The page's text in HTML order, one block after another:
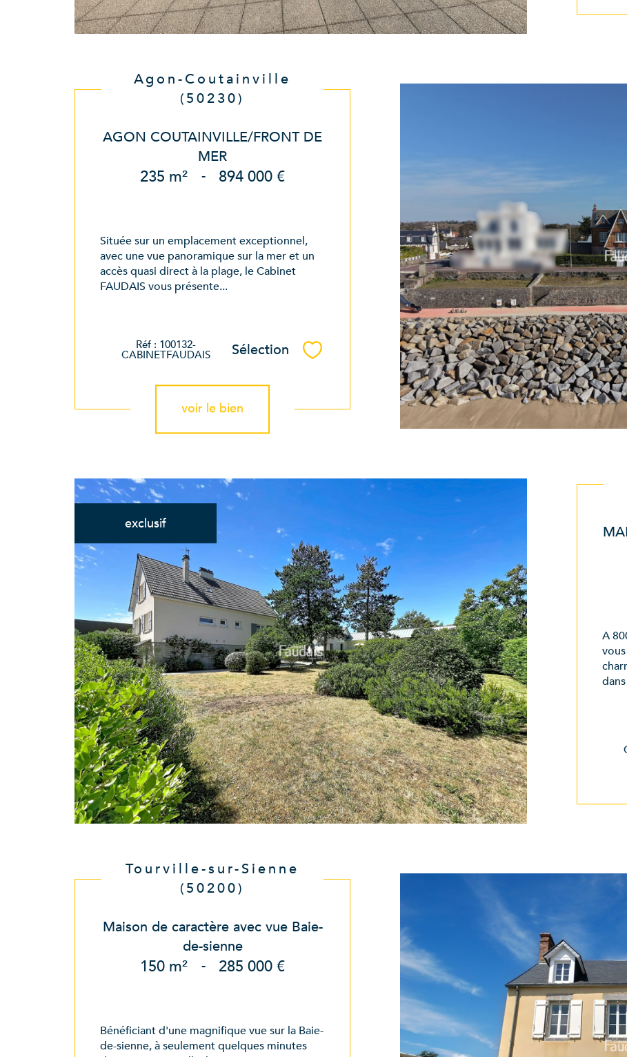
Agon-Coutainville
(50230)
AGON COUTAINVILLE/FRONT DE
MER
235 m² - 894 000 €
Située sur un emplacement exceptionnel,
avec une vue panoramique sur la mer et un
accès quasi direct à la plage, le Cabinet
FAUDAIS vous présente...
Réf : 100132-
CABINETFAUDAIS Sélection Sélectionner
voir le bien
exclusif
A
Tourville-sur-Sienne
(50200)
Maison de caractère avec vue Baie-
de-sienne
150 m² - 285 000 €
Bénéficiant d'une magnifique vue sur la Baie-
de-sienne, à seulement quelques minutes